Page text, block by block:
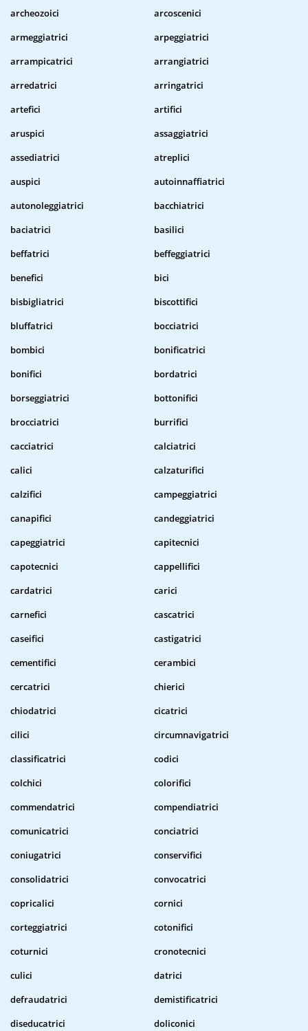
archeozoici
arcoscenici
armeggiatrici
arpeggiatrici
arrampicatrici
arrangiatrici
arredatrici
arringatrici
artefici
artifici
aruspici
assaggiatrici
assediatrici
atreplici
auspici
autoinnaffiatrici
autonoleggiatrici
bacchiatrici
baciatrici
basilici
beffatrici
beffeggiatrici
benefici
bici
bisbigliatrici
biscottifici
bluffatrici
bocciatrici
bombici
bonificatrici
bonifici
bordatrici
borseggiatrici
bottonifici
brocciatrici
burrifici
cacciatrici
calciatrici
calici
calzaturifici
calzifici
campeggiatrici
canapifici
candeggiatrici
capeggiatrici
capitecnici
capotecnici
cappellifici
cardatrici
carici
carnefici
cascatrici
caseifici
castigatrici
cementifici
cerambici
cercatrici
chierici
chiodatrici
cicatrici
cilici
circumnavigatrici
classificatrici
codici
colchici
colorifici
commendatrici
compendiatrici
comunicatrici
conciatrici
coniugatrici
conservifici
consolidatrici
convocatrici
copricalici
cornici
corteggiatrici
cotonifici
coturnici
cronotecnici
culici
datrici
defraudatrici
demistificatrici
diseducatrici
doliconici